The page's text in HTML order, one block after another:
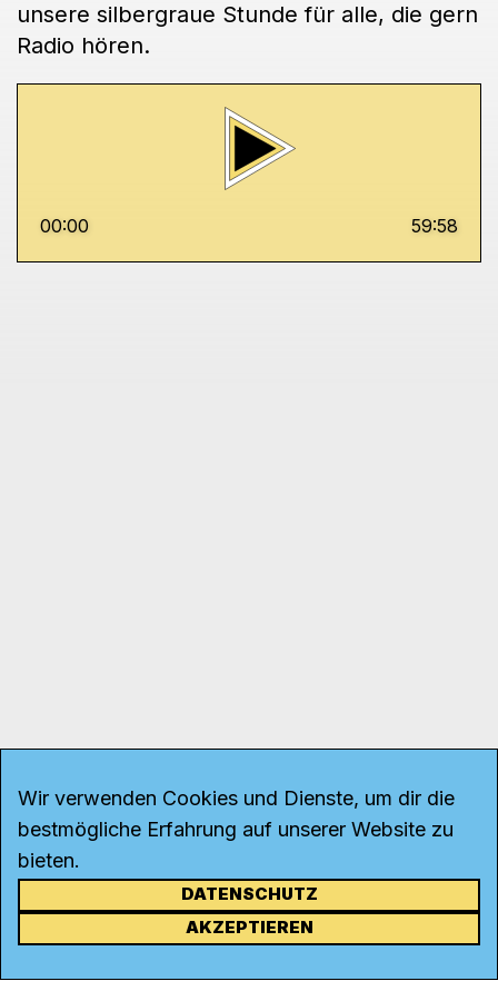
unsere silbergraue Stunde für alle, die gern
Radio hören.
00:00 59:58
KONTAKT
Wir verwenden Cookies und Dienste, um dir die
bestmögliche Erfahrung auf unserer Website zu
bieten.
DATENSCHUTZ
AKZEPTIEREN